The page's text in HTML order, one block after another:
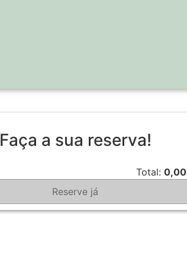
Faça a sua reserva!
Total:0,00
Reserve já